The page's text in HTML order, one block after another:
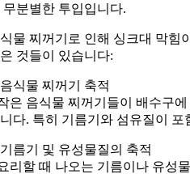
무분별한 투입입니다.
물 찌꺼기로 인해 싱크대 막힘
것들이 있습니다:
식물 찌꺼기 축적
은 음식물 찌꺼기들이 배수구
다. 특히 기름기와 섬유질이
름기 및 유성물질의 축적
리할 때 나오는 기름이나 유성